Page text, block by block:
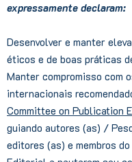
expressamente declaram:
Desenvolver e manter
éticos e de boas práticas
Manter compromisso com
internacionais
Committee on Publication
guiando autores (as) /
editores (as) e membros